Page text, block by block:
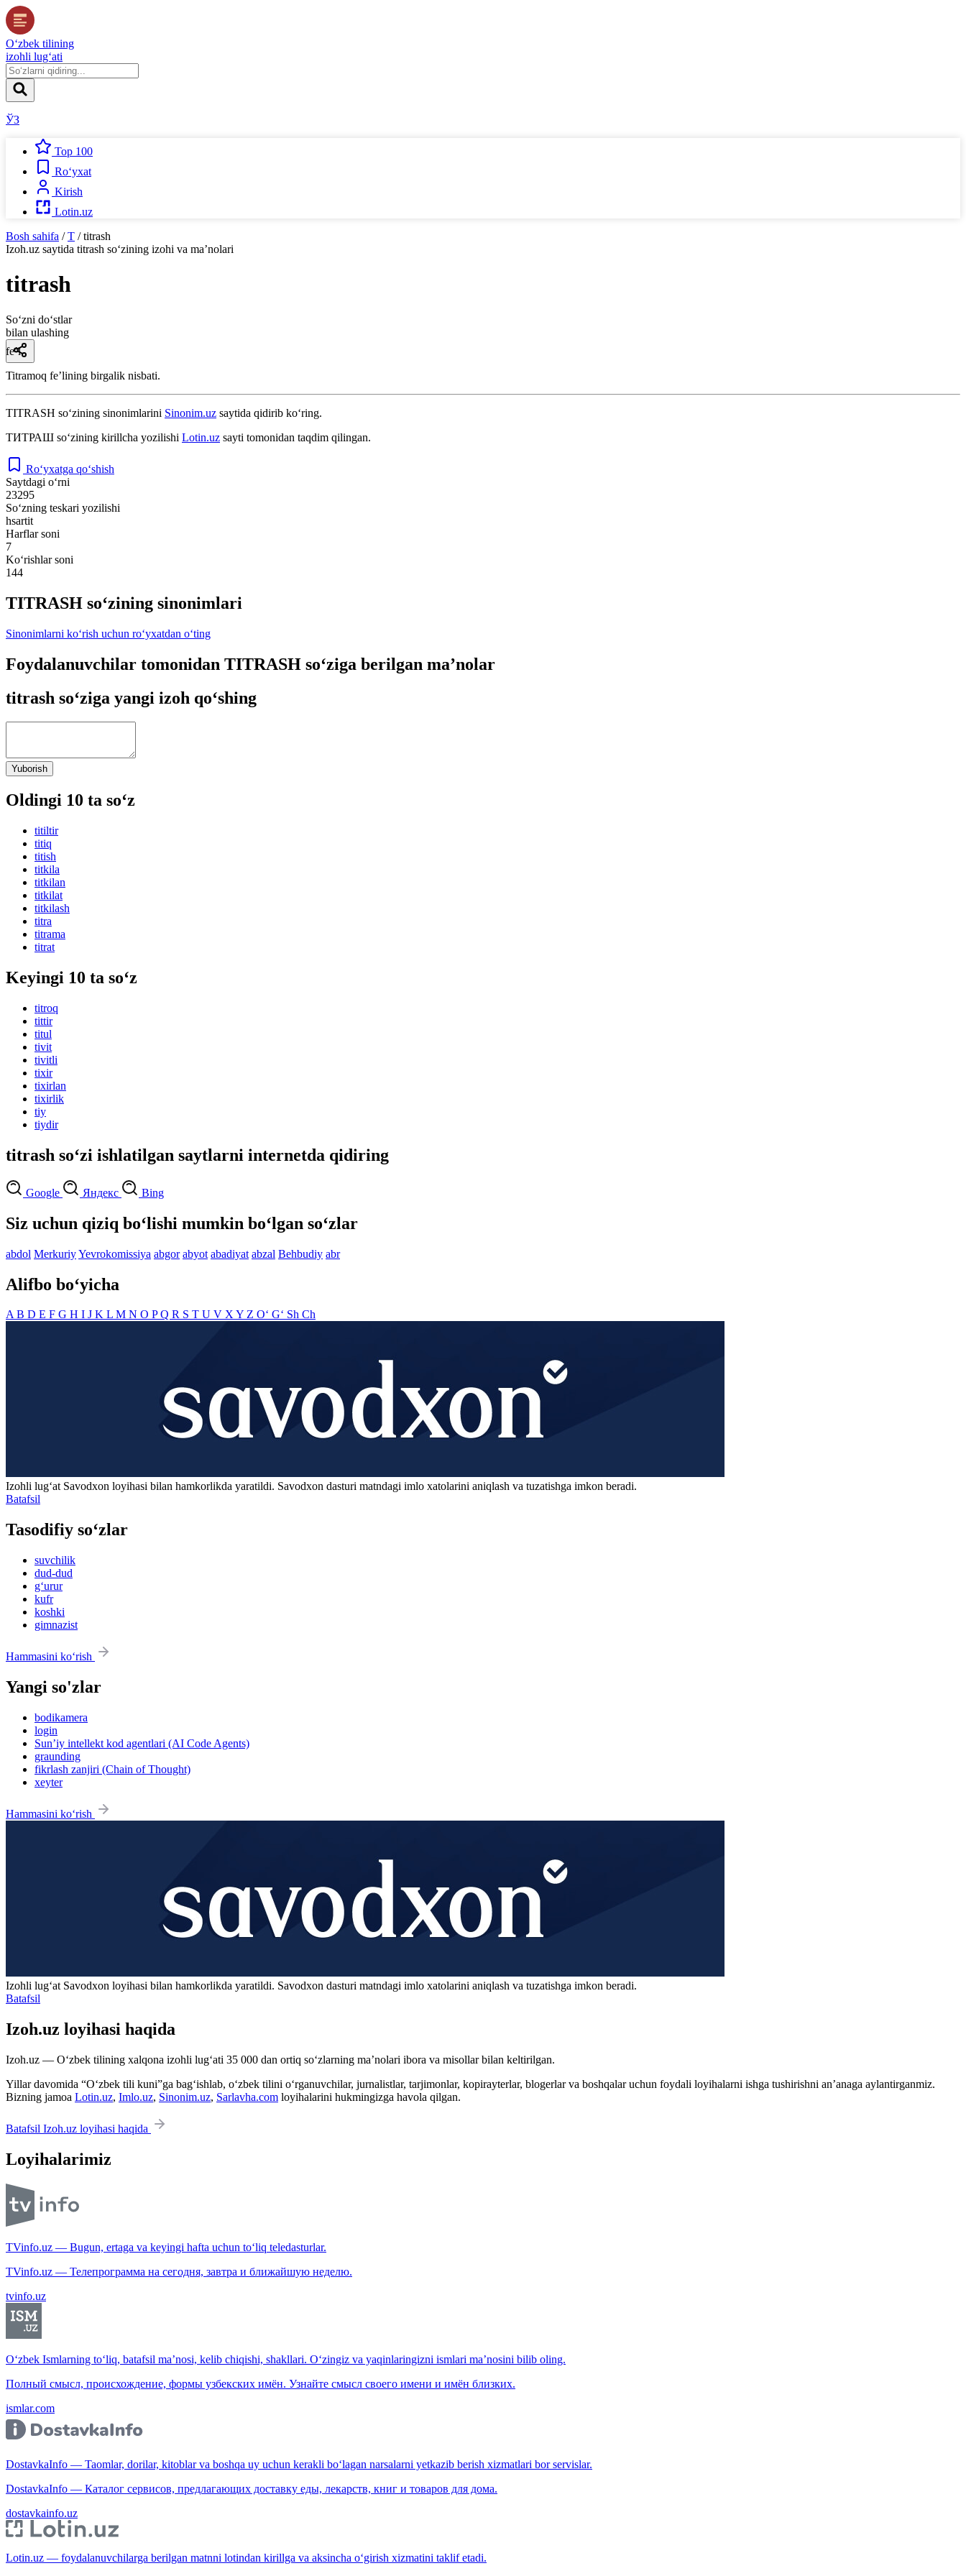
O‘zbek tilining
izohli lug‘ati
ЎЗ
Top 100
Ro‘yxat
Kirish
Lotin.uz
Bosh sahifa / T / titrash
Izoh.uz saytida titrash so‘zining izohi va ma’nolari
titrash
So‘zni do‘stlar
bilan ulashing
fe’l
Titramoq feʼlining birgalik nisbati.
TITRASH so‘zining sinonimlarini Sinonim.uz saytida qidirib ko‘ring.
ТИТРАШ so‘zining kirillcha yozilishi Lotin.uz sayti tomonidan taqdim qilingan.
Ro‘yxatga qo‘shish
Saytdagi o‘rni
23295
So‘zning teskari yozilishi
hsartit
Harflar soni
7
Ko‘rishlar soni
144
TITRASH so‘zining sinonimlari
Sinonimlarni ko‘rish uchun ro‘yxatdan o‘ting
Foydalanuvchilar tomonidan TITRASH so‘ziga berilgan ma’nolar
titrash so‘ziga yangi izoh qo‘shing
Yuborish
Oldingi 10 ta so‘z
titiltir
titiq
titish
titkila
titkilan
titkilat
titkilash
titra
titrama
titrat
Keyingi 10 ta so‘z
titroq
tittir
titul
tivit
tivitli
tixir
tixirlan
tixirlik
tiy
tiydir
titrash so‘zi ishlatilgan saytlarni internetda qidiring
Google Яндекс Bing
Siz uchun qiziq bo‘lishi mumkin bo‘lgan so‘zlar
abdol MerkuriyYevrokomissiya abgor abyot abadiyat abzal Behbudiy abr
Alifbo bo‘yicha
AB D E F G H I J K L M N O PQ R S T U V XY Z O‘ G‘ Sh Ch
Izohli lugʻat Savodxon loyihasi bilan hamkorlikda yaratildi. Savodxon dasturi matndagi imlo xatolarini aniqlash va tuzatishga imkon beradi.
Batafsil
Tasodifiy so‘zlar
suvchilik
dud-dud
g‘urur
kufr
koshki
gimnazist
Hammasini ko‘rish
Yangi so'zlar
bodikamera
login
Sun’iy intellekt kod agentlari (AI Code Agents)
graunding
fikrlash zanjiri (Chain of Thought)
xeyter
Hammasini ko‘rish
Izohli lugʻat Savodxon loyihasi bilan hamkorlikda yaratildi. Savodxon dasturi matndagi imlo xatolarini aniqlash va tuzatishga imkon beradi.
Batafsil
Izoh.uz loyihasi haqida
Izoh.uz — O‘zbek tilining xalqona izohli lug‘ati 35 000 dan ortiq so‘zlarning ma’nolari ibora va misollar bilan keltirilgan.
Yillar davomida “O‘zbek tili kuni”ga bag‘ishlab, o‘zbek tilini o‘rganuvchilar, jurnalistlar, tarjimonlar, kopirayterlar, blogerlar va boshqalar uchun foydali loyihalarni ishga tushirishni an’anaga aylantirganmiz.
Bizning jamoa Lotin.uz, Imlo.uz, Sinonim.uz, Sarlavha.com loyihalarini hukmingizga havola qilgan.
Batafsil Izoh.uz loyihasi haqida
Loyihalarimiz
TVinfo.uz — Bugun, ertaga va keyingi hafta uchun to‘liq teledasturlar.
TVinfo.uz — Телепрограмма на сегодня, завтра и ближайшую неделю.
tvinfo.uz
O‘zbek Ismlarning to‘liq, batafsil ma’nosi, kelib chiqishi, shakllari. O‘zingiz va yaqinlaringizni ismlari ma’nosini bilib oling.
Полный смысл, происхождение, формы узбекских имён. Узнайте смысл своего имени и имён близких.
ismlar.com
DostavkaInfo — Taomlar, dorilar, kitoblar va boshqa uy uchun kerakli bo‘lagan narsalarni yetkazib berish xizmatlari bor servislar.
DostavkaInfo — Каталог сервисов, предлагающих доставку еды, лекарств, книг и товаров для дома.
dostavkainfo.uz
Lotin.uz — foydalanuvchilarga berilgan matnni lotindan kirillga va aksincha o‘girish xizmatini taklif etadi.